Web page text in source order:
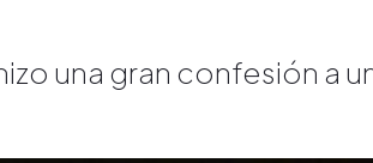
una gran confesión a